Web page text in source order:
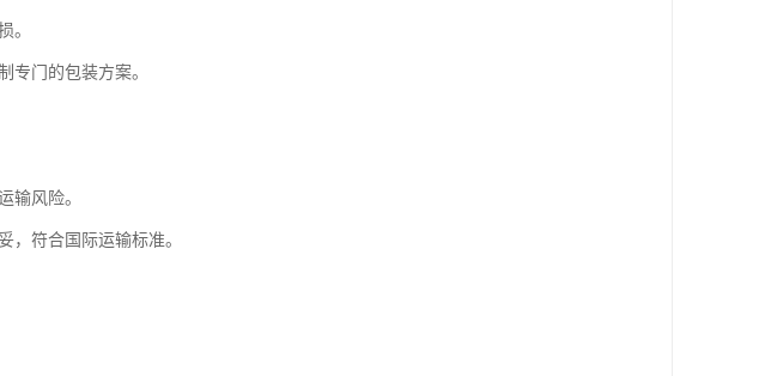
。
专门的包装方案。
输风险。
，符合国际运输标准。